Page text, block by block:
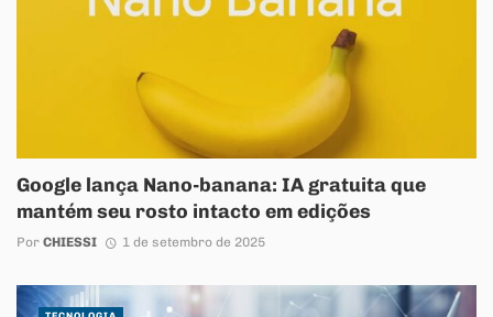
Google lança Nano-banana: IA gratuita que
mantém seu rosto intacto em edições
Por CHIESSI 1 de setembro de 2025